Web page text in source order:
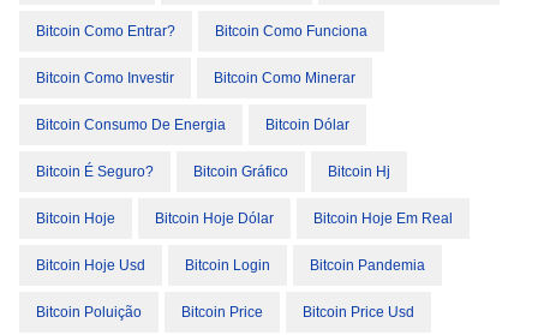
Bitcoin Como Entrar? Bitcoin Como Funciona
Bitcoin Como Investir Bitcoin Como Minerar
Bitcoin Consumo De Energia Bitcoin Dólar
Bitcoin É Seguro? Bitcoin Gráfico Bitcoin Hj
Bitcoin Hoje Bitcoin Hoje Dólar Bitcoin Hoje Em Real
Bitcoin Hoje Usd Bitcoin Login Bitcoin Pandemia
Bitcoin Poluição Bitcoin Price Bitcoin Price Usd